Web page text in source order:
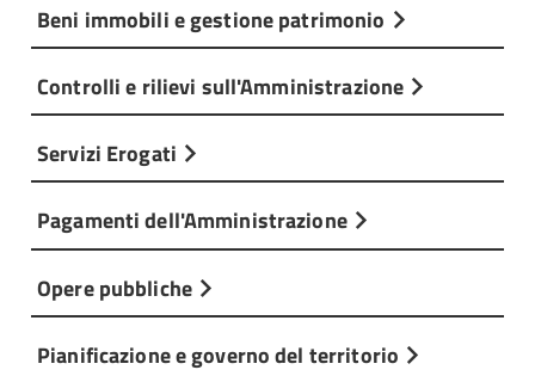
Beni immobili e gestione patrimonio
Controlli e rilievi sull'Amministrazione
Servizi Erogati
Pagamenti dell'Amministrazione
Opere pubbliche
Pianificazione e governo del territorio